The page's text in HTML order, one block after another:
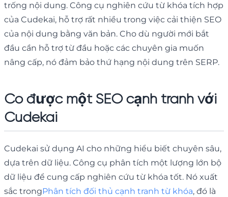
trống nội dung. Công cụ nghiên cứu từ khóa tích hợp
của Cudekai, hỗ trợ rất nhiều trong việc cải thiện SEO
của nội dung bằng văn bản. Cho dù người mới bắt
đầu cần hỗ trợ từ đầu hoặc các chuyên gia muốn
nâng cấp, nó đảm bảo thứ hạng nội dung trên SERP.
Có được một SEO cạnh tranh với
Cudekai
Cudekai sử dụng AI cho những hiểu biết chuyên sâu,
dựa trên dữ liệu. Công cụ phân tích một lượng lớn bộ
dữ liệu để cung cấp nghiên cứu từ khóa tốt. Nó xuất
sắc trongPhân tích đối thủ cạnh tranh từ khóa, đó là